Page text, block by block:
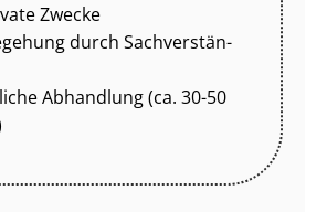
Zwecke
durch Sach­ver­stän­
Abhandlung (ca. 30-50